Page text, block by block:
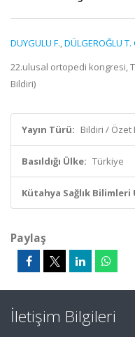
DUYGULU F.,DÜLGEROĞLU T.
22.ulusal ortopedi kongresi,
Bildiri)
Yayın Türü: Bildiri / Özet
Basıldığı Ülke: Türkiye
Kütahya Sağlık
Paylaş
İletişim Bilgileri